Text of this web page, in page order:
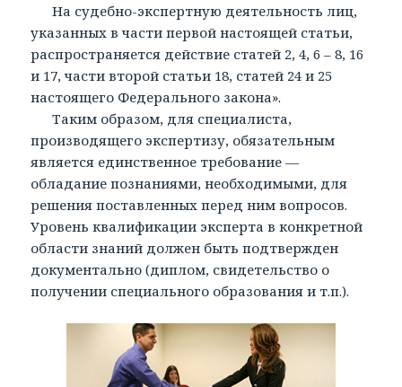
На судебно-экспертную деятельность лиц,
указанных в части первой настоящей статьи,
распространяется действие статей 2, 4, 6 – 8, 16
и 17, части второй статьи 18, статей 24 и 25
настоящего Федерального закона».
Таким образом, для специалиста,
производящего экспертизу, обязательным
является единственное требование —
обладание познаниями, необходимыми, для
решения поставленных перед ним вопросов.
Уровень квалификации эксперта в конкретной
области знаний должен быть подтвержден
документально (диплом, свидетельство о
получении специального образования и т.п.).